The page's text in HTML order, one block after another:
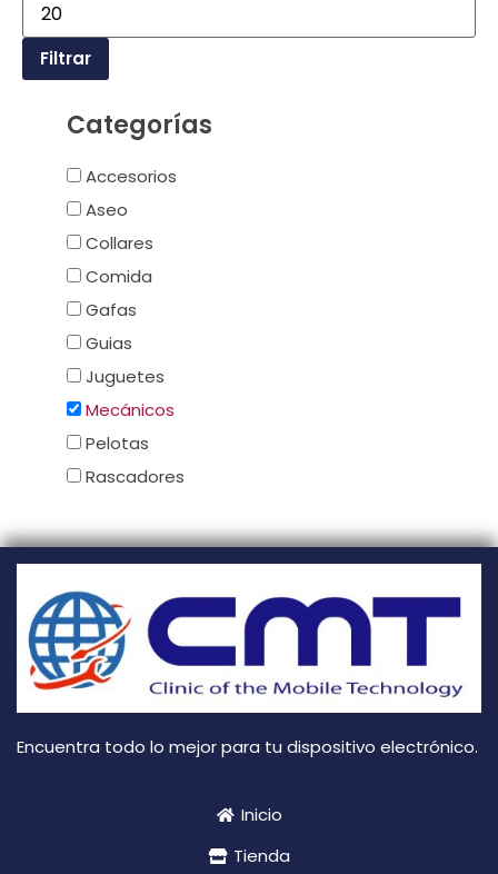
Filtrar
Categorías
Accesorios
Aseo
Collares
Comida
Gafas
Guias
Juguetes
Mecánicos
Pelotas
Rascadores
Encuentra todo lo mejor para tu dispositivo electrónico.
Inicio
Tienda